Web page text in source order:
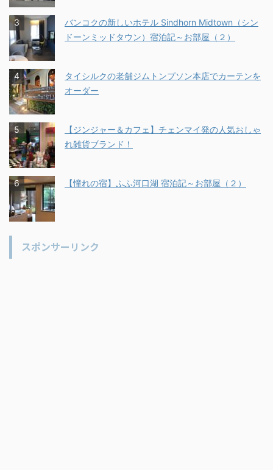
バンコクの新しいホテル Sindhorn Midtown（シン
ドーンミッドタウン）宿泊記～お部屋（２）
タイシルクの老舗ジムトンプソン本店でカーテンを
オーダー
【ジンジャー＆カフェ】チェンマイ発の人気おしゃ
れ雑貨ブランド！
【憧れの宿】ふふ河口湖 宿泊記～お部屋（２）
スポンサーリンク